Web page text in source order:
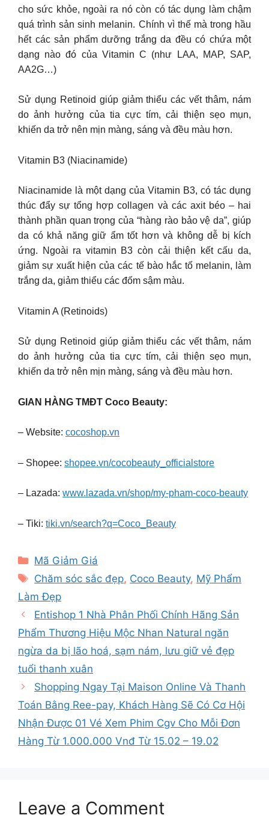
cho sức khỏe, ngoài ra nó còn có tác dụng làm chậm
quá trình sản sinh melanin. Chính vì thế mà trong hầu
hết các sản phẩm dưỡng trắng da đều có chứa một
dạng nào đó của Vitamin C (như LAA, MAP, SAP,
AA2G…)
Sử dụng Retinoid giúp giảm thiểu các vết thâm, nám
do ảnh hưởng của tia cực tím, cải thiện sẹo mụn,
khiến da trở nên mịn màng, sáng và đều màu hơn.
Vitamin B3 (Niacinamide)
Niacinamide là một dạng của Vitamin B3, có tác dụng
thúc đẩy sự tổng hợp collagen và các axit béo – hai
thành phần quan trọng của “hàng rào bảo vệ da”, giúp
da có khả năng giữ ẩm tốt hơn và không dễ bị kích
ứng. Ngoài ra vitamin B3 còn cải thiện kết cấu da,
giảm sự xuất hiện của các tế bào hắc tố melanin, làm
trắng da, giảm thiểu các đốm sậm màu.
Vitamin A (Retinoids)
Sử dụng Retinoid giúp giảm thiểu các vết thâm, nám
do ảnh hưởng của tia cực tím, cải thiện sẹo mụn,
khiến da trở nên mịn màng, sáng và đều màu hơn.
GIAN HÀNG TMĐT Coco Beauty:
– Website: cocoshop.vn
– Shopee: shopee.vn/cocobeauty_officialstore
– Lazada: www.lazada.vn/shop/my-pham-coco-beauty
– Tiki: tiki.vn/search?q=Coco_Beauty
Categories
Mã Giảm Giá
Tags
Chăm sóc sắc đẹp, Coco Beauty, Mỹ Phẩm
Làm Đẹp
Entishop 1 Nhà Phân Phối Chính Hãng Sản
Phẩm Thương Hiệu Mộc Nhan Natural ngăn
ngừa da bị lão hoá, sạm nám, lưu giữ vẻ đẹp
tuổi thanh xuân
Shopping Ngay Tại Maison Online Và Thanh
Toán Bằng Ree-pay, Khách Hàng Sẽ Có Cơ Hội
Nhận Được 01 Vé Xem Phim Cgv Cho Mỗi Đơn
Hàng Từ 1.000.000 Vnđ Từ 15.02 – 19.02
Leave a Comment